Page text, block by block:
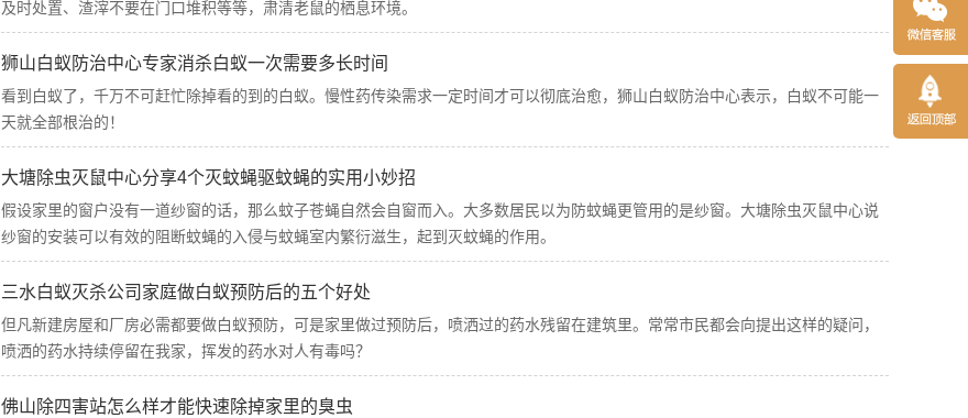
及时处置、渣滓不要在门口堆积等等，肃清老鼠的栖息环境。
狮山白蚁防治中心专家消杀白蚁一次需要多长时间
看到白蚁了，千万不可赶忙除掉看的到的白蚁。慢性药传染需求一定时间才可以彻底治愈，狮山白蚁防治中心表示，白蚁不可能一
天就全部根治的！
大塘除虫灭鼠中心分享4个灭蚊蝇驱蚊蝇的实用小妙招
假设家里的窗户没有一道纱窗的话，那么蚊子苍蝇自然会自窗而入。大多数居民以为防蚊蝇更管用的是纱窗。大塘除虫灭鼠中心说
纱窗的安装可以有效的阻断蚊蝇的入侵与蚊蝇室内繁衍滋生，起到灭蚊蝇的作用。
三水白蚁灭杀公司家庭做白蚁预防后的五个好处
但凡新建房屋和厂房必需都要做白蚁预防，可是家里做过预防后，喷洒过的药水残留在建筑里。常常市民都会向提出这样的疑问，
喷洒的药水持续停留在我家，挥发的药水对人有毒吗？
佛山除四害站怎么样才能快速除掉家里的臭虫